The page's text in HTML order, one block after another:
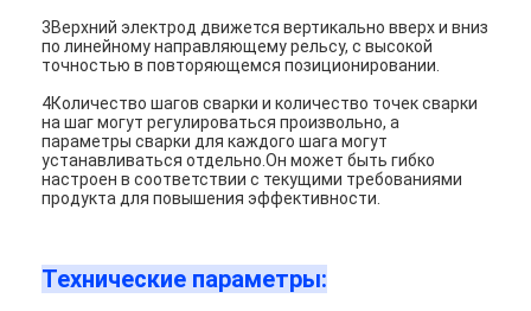
3Верхний электрод движется вертикально вверх и вниз
по линейному направляющему рельсу, с высокой
точностью в повторяющемся позиционировании.
4Количество шагов сварки и количество точек сварки
на шаг могут регулироваться произвольно, а
параметры сварки для каждого шага могут
устанавливаться отдельно.Он может быть гибко
настроен в соответствии с текущими требованиями
продукта для повышения эффективности.
Технические параметры: